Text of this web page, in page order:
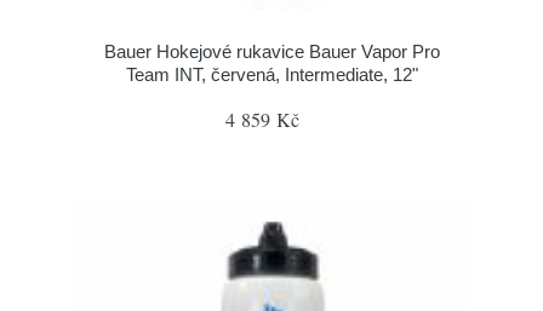
Bauer Hokejové rukavice Bauer Vapor Pro
Team INT, červená, Intermediate, 12"
4 859 Kč